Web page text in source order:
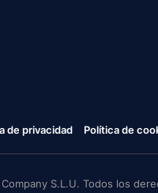
de privacidad Política de
S.L.U. Todos los